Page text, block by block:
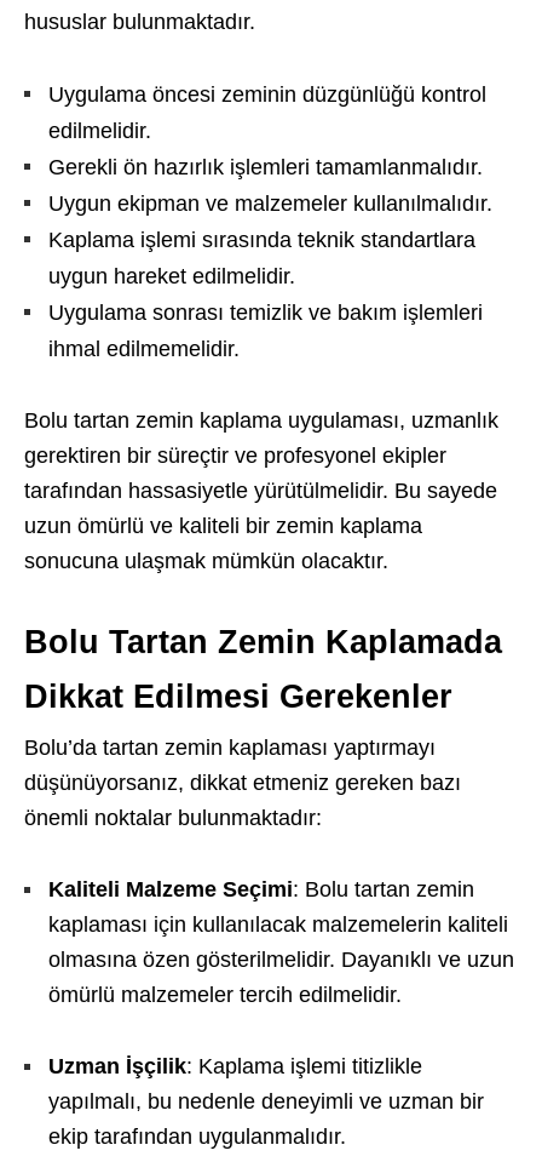
hususlar bulunmaktadır.
Uygulama öncesi zeminin düzgünlüğü kontrol
edilmelidir.
Gerekli ön hazırlık işlemleri tamamlanmalıdır.
Uygun ekipman ve malzemeler kullanılmalıdır.
Kaplama işlemi sırasında teknik standartlara
uygun hareket edilmelidir.
Uygulama sonrası temizlik ve bakım işlemleri
ihmal edilmemelidir.
Bolu tartan zemin kaplama uygulaması, uzmanlık
gerektiren bir süreçtir ve profesyonel ekipler
tarafından hassasiyetle yürütülmelidir. Bu sayede
uzun ömürlü ve kaliteli bir zemin kaplama
sonucuna ulaşmak mümkün olacaktır.
Bolu Tartan Zemin Kaplamada
Dikkat Edilmesi Gerekenler
Bolu’da tartan zemin kaplaması yaptırmayı
düşünüyorsanız, dikkat etmeniz gereken bazı
önemli noktalar bulunmaktadır:
Kaliteli Malzeme Seçimi: Bolu tartan zemin
kaplaması için kullanılacak malzemelerin kaliteli
olmasına özen gösterilmelidir. Dayanıklı ve uzun
ömürlü malzemeler tercih edilmelidir.
Uzman İşçilik: Kaplama işlemi titizlikle
yapılmalı, bu nedenle deneyimli ve uzman bir
ekip tarafından uygulanmalıdır.